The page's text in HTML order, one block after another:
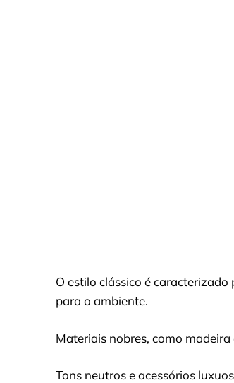
O estilo clássico é
para o ambiente.
Materiais nobres, como
Tons neutros e acessórios